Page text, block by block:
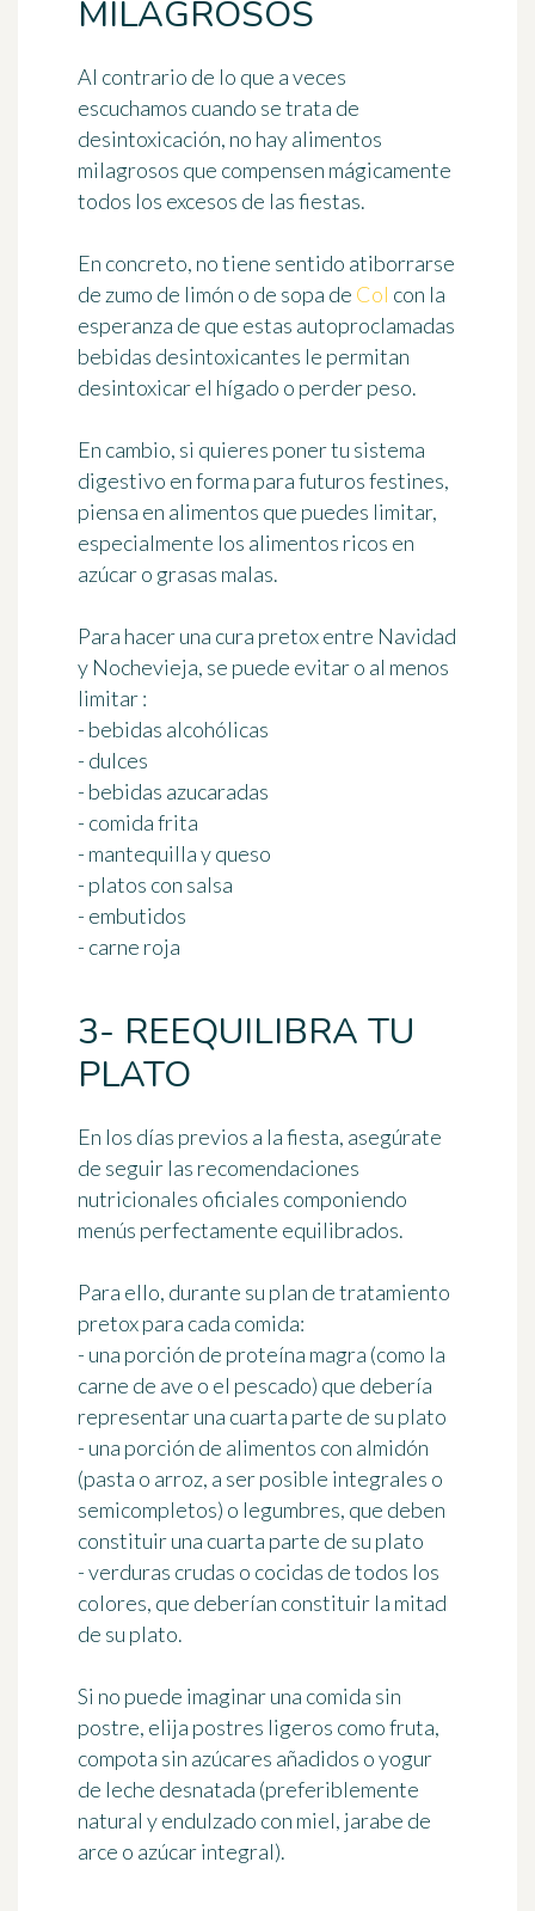
MILAGROSOS
Al contrario de lo que a veces
escuchamos cuando se trata de
desintoxicación, no hay alimentos
milagrosos que compensen mágicamente
todos los excesos de las fiestas.
En concreto, no tiene sentido atiborrarse
de zumo de limón o de sopa de Col con la
esperanza de que estas autoproclamadas
bebidas desintoxicantes le permitan
desintoxicar el hígado o perder peso.
En cambio, si quieres poner tu sistema
digestivo en forma para futuros festines,
piensa en alimentos que puedes limitar,
especialmente los alimentos ricos en
azúcar o grasas malas.
Para hacer una cura pretox entre Navidad
y Nochevieja, se puede evitar o al menos
limitar :
- bebidas alcohólicas
- dulces
- bebidas azucaradas
- comida frita
- mantequilla y queso
- platos con salsa
- embutidos
- carne roja
3- REEQUILIBRA TU
PLATO
En los días previos a la fiesta, asegúrate
de seguir las recomendaciones
nutricionales oficiales componiendo
menús perfectamente equilibrados.
Para ello, durante su plan de tratamiento
pretox para cada comida:
- una porción de proteína magra (como la
carne de ave o el pescado) que debería
representar una cuarta parte de su plato
- una porción de alimentos con almidón
(pasta o arroz, a ser posible integrales o
semicompletos) o legumbres, que deben
constituir una cuarta parte de su plato
- verduras crudas o cocidas de todos los
colores, que deberían constituir la mitad
de su plato.
Si no puede imaginar una comida sin
postre, elija postres ligeros como fruta,
compota sin azúcares añadidos o yogur
de leche desnatada (preferiblemente
natural y endulzado con miel, jarabe de
arce o azúcar integral).